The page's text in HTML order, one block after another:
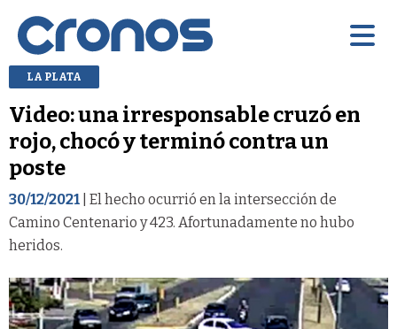
LA PLATA
Video: una irresponsable cruzó en
rojo, chocó y terminó contra un
poste
30/12/2021 | El hecho ocurrió en la intersección de
Camino Centenario y 423. Afortunadamente no hubo
heridos.